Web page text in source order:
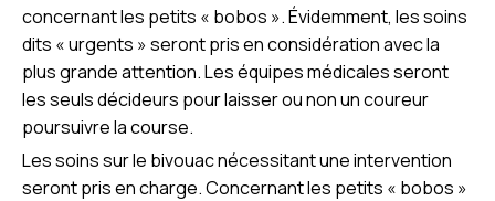
concernant les petits « bobos ». Évidemment, les soins
dits « urgents » seront pris en considération avec la
plus grande attention. Les équipes médicales seront
les seuls décideurs pour laisser ou non un coureur
poursuivre la course.
Les soins sur le bivouac nécessitant une intervention
seront pris en charge. Concernant les petits « bobos »